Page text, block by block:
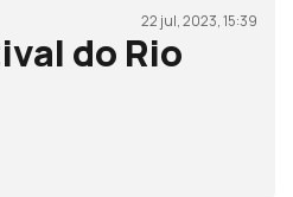
22 jul, 2023, 15:39
do Rio